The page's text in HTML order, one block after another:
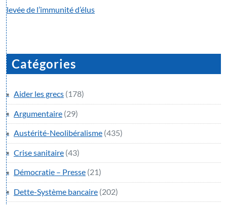
levée de l’immunité d’élus
Catégories
Aider les grecs (178)
Argumentaire (29)
Austérité-Neolibéralisme (435)
Crise sanitaire (43)
Démocratie – Presse (21)
Dette-Système bancaire (202)